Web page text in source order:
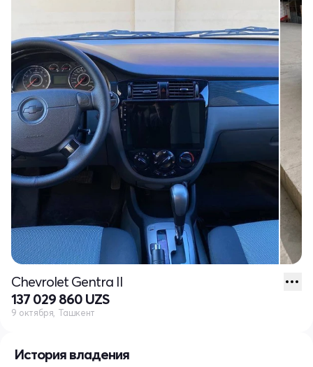
История владения
Chevrolet Gentra II
137 029 860 UZS
9 октября, Ташкент